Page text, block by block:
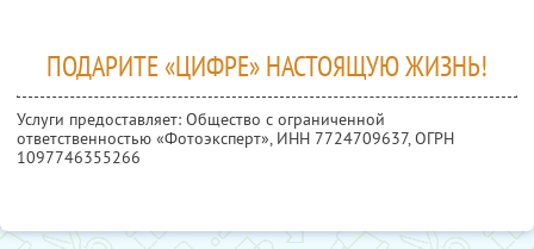
ПОДАРИТЕ «ЦИФРЕ» НАСТОЯЩУЮ ЖИЗНЬ!
Услуги предоставляет: Общество с ограниченной
ответственностью «Фотоэксперт», ИНН 7724709637, ОГРН
1097746355266